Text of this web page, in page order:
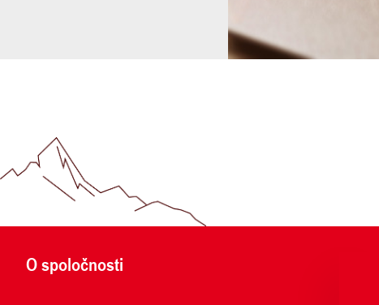
O spoločnosti